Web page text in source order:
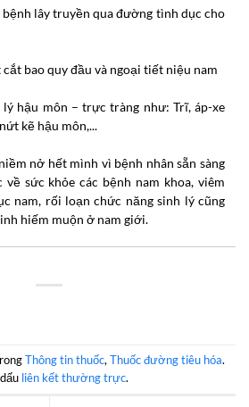
lây truyền qua đường tình dục cho
bao quy đầu và ngoại tiết niệu nam
hậu môn – trực tràng như: Trĩ, áp-xe
kẽ hậu môn,...
nở hết mình vì bệnh nhân sẵn sàng
sức khỏe các bệnh nam khoa, viêm
nam, rối loạn chức năng sinh lý cũng
hiếm muộn ở nam giới.
Thông tin thuốc, Thuốc đường tiêu hóa.
liên kết thường trực.